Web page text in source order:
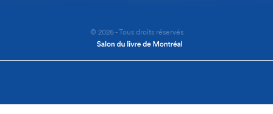
© 2026 - Tous droits réservés